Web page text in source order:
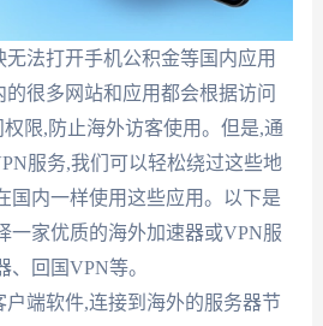
法打开手机公积金等国内应用
很多网站和应用都会根据访问
限,防止海外访客使用。但是,通
服务,我们可以轻松绕过这些地
国内一样使用这些应用。以下是
一家优质的海外加速器或VPN服
、回国VPN等。
户端软件,连接到海外的服务器节